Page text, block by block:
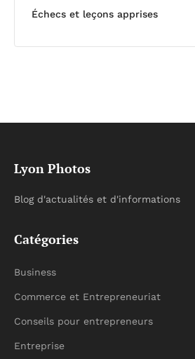
Échecs et leçons apprises
Lyon Photos
Blog d'actualités et d'informations
Catégories
Business
Commerce et Entrepreneuriat
Conseils pour entrepreneurs
Entreprise